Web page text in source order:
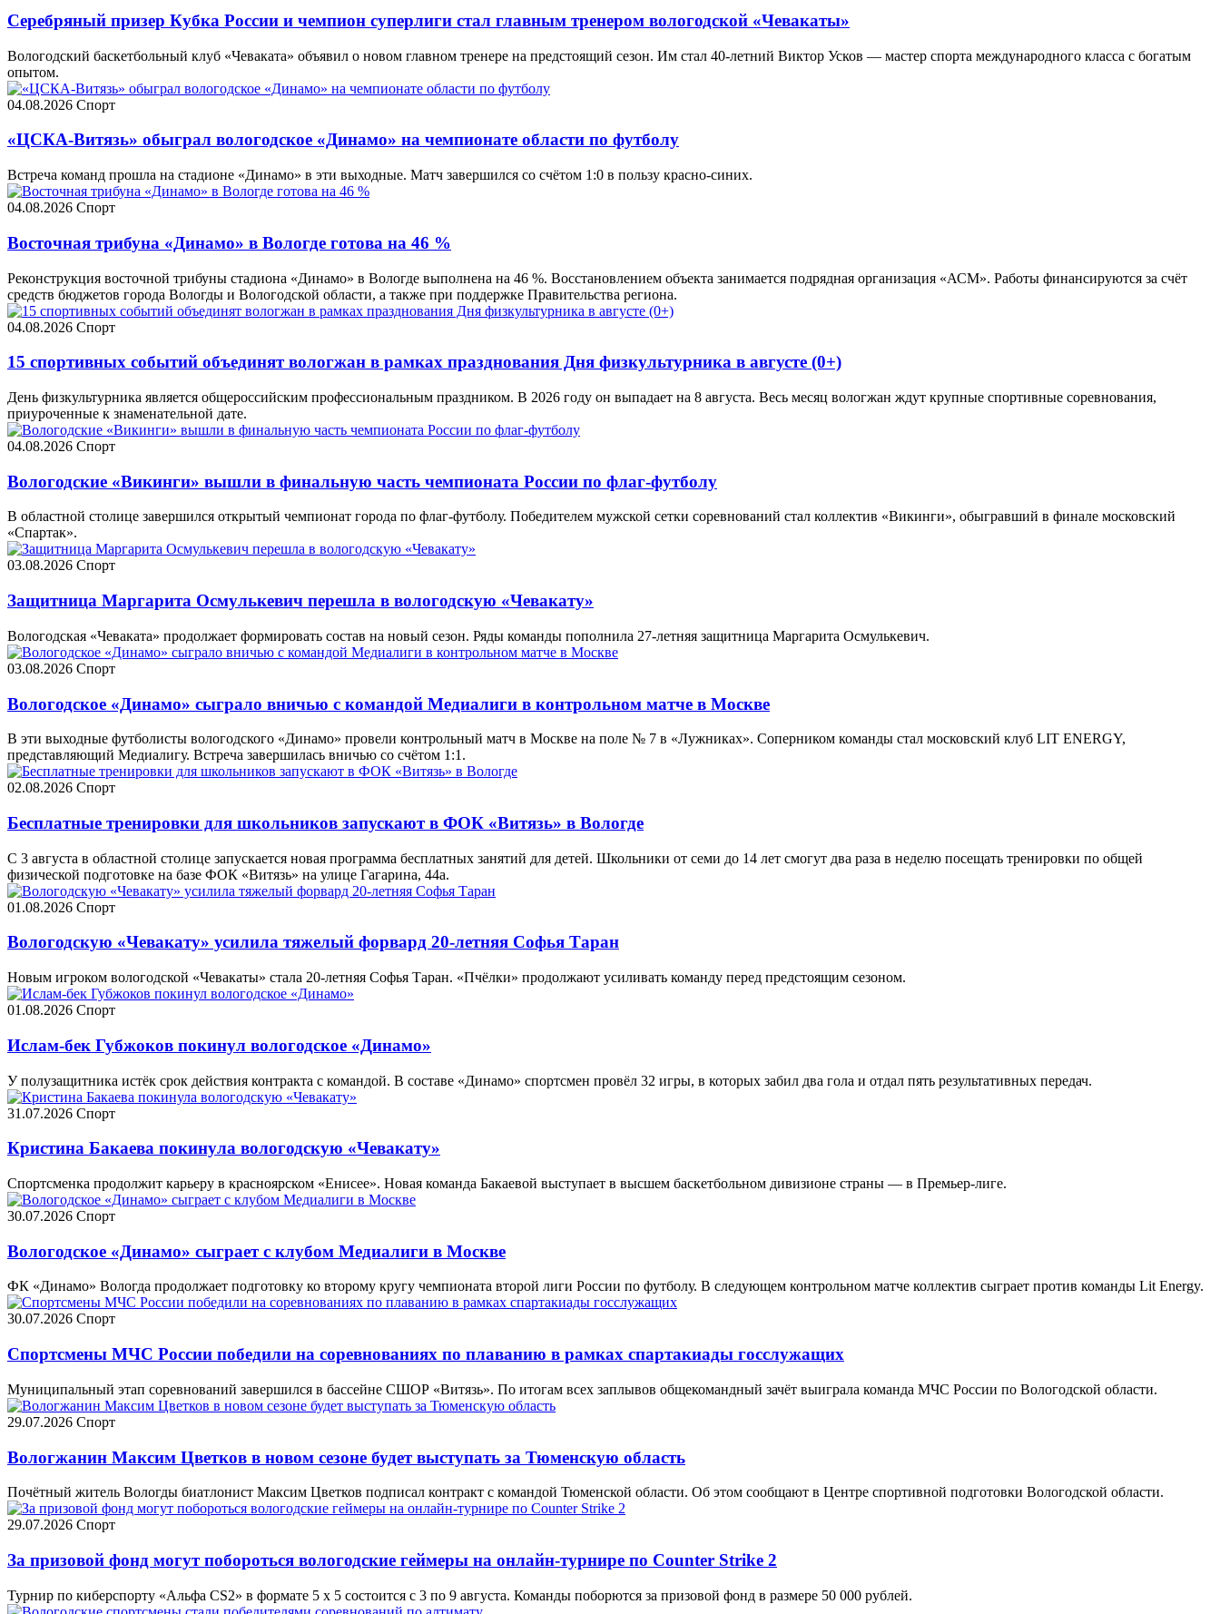
Серебряный призер Кубка России и чемпион суперлиги стал главным тренером вологодской «Чевакаты»
Вологодский баскетбольный клуб «Чеваката» объявил о новом главном тренере на предстоящий сезон. Им стал 40-летний Виктор Усков — мастер спорта международного класса с богатым
опытом.
04.08.2026 Спорт
«ЦСКА-Витязь» обыграл вологодское «Динамо» на чемпионате области по футболу
Встреча команд прошла на стадионе «Динамо» в эти выходные. Матч завершился со счётом 1:0 в пользу красно-синих.
04.08.2026 Спорт
Восточная трибуна «Динамо» в Вологде готова на 46 %
Реконструкция восточной трибуны стадиона «Динамо» в Вологде выполнена на 46 %. Восстановлением объекта занимается подрядная организация «АСМ». Работы финансируются за счёт
средств бюджетов города Вологды и Вологодской области, а также при поддержке Правительства региона.
04.08.2026 Спорт
15 спортивных событий объединят вологжан в рамках празднования Дня физкультурника в августе (0+)
День физкультурника является общероссийским профессиональным праздником. В 2026 году он выпадает на 8 августа. Весь месяц вологжан ждут крупные спортивные соревнования,
приуроченные к знаменательной дате.
04.08.2026 Спорт
Вологодские «Викинги» вышли в финальную часть чемпионата России по флаг-футболу
В областной столице завершился открытый чемпионат города по флаг-футболу. Победителем мужской сетки соревнований стал коллектив «Викинги», обыгравший в финале московский
«Спартак».
03.08.2026 Спорт
Защитница Маргарита Осмулькевич перешла в вологодскую «Чевакату»
Вологодская «Чеваката» продолжает формировать состав на новый сезон. Ряды команды пополнила 27-летняя защитница Маргарита Осмулькевич.
03.08.2026 Спорт
Вологодское «Динамо» сыграло вничью с командой Медиалиги в контрольном матче в Москве
В эти выходные футболисты вологодского «Динамо» провели контрольный матч в Москве на поле № 7 в «Лужниках». Соперником команды стал московский клуб LIT ENERGY,
представляющий Медиалигу. Встреча завершилась вничью со счётом 1:1.
02.08.2026 Спорт
Бесплатные тренировки для школьников запускают в ФОК «Витязь» в Вологде
С 3 августа в областной столице запускается новая программа бесплатных занятий для детей. Школьники от семи до 14 лет смогут два раза в неделю посещать тренировки по общей
физической подготовке на базе ФОК «Витязь» на улице Гагарина, 44а.
01.08.2026 Спорт
Вологодскую «Чевакату» усилила тяжелый форвард 20-летняя Софья Таран
Новым игроком вологодской «Чевакаты» стала 20-летняя Софья Таран. «Пчёлки» продолжают усиливать команду перед предстоящим сезоном.
01.08.2026 Спорт
Ислам-бек Губжоков покинул вологодское «Динамо»
У полузащитника истёк срок действия контракта с командой. В составе «Динамо» спортсмен провёл 32 игры, в которых забил два гола и отдал пять результативных передач.
31.07.2026 Спорт
Кристина Бакаева покинула вологодскую «Чевакату»
Спортсменка продолжит карьеру в красноярском «Енисее». Новая команда Бакаевой выступает в высшем баскетбольном дивизионе страны — в Премьер-лиге.
30.07.2026 Спорт
Вологодское «Динамо» сыграет с клубом Медиалиги в Москве
ФК «Динамо» Вологда продолжает подготовку ко второму кругу чемпионата второй лиги России по футболу. В следующем контрольном матче коллектив сыграет против команды Lit Energy.
30.07.2026 Спорт
Спортсмены МЧС России победили на соревнованиях по плаванию в рамках спартакиады госслужащих
Муниципальный этап соревнований завершился в бассейне СШОР «Витязь». По итогам всех заплывов общекомандный зачёт выиграла команда МЧС России по Вологодской области.
29.07.2026 Спорт
Вологжанин Максим Цветков в новом сезоне будет выступать за Тюменскую область
Почётный житель Вологды биатлонист Максим Цветков подписал контракт с командой Тюменской области. Об этом сообщают в Центре спортивной подготовки Вологодской области.
29.07.2026 Спорт
За призовой фонд могут побороться вологодские геймеры на онлайн-турнире по Counter Strike 2
Турнир по киберспорту «Альфа CS2» в формате 5 х 5 состоится с 3 по 9 августа. Команды поборются за призовой фонд в размере 50 000 рублей.